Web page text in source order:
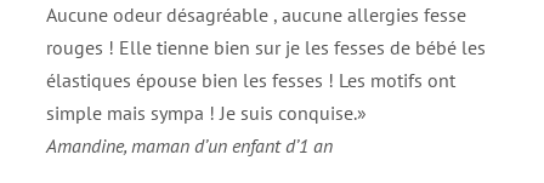
Aucune odeur désagréable , aucune allergies fesse
rouges ! Elle tienne bien sur je les fesses de bébé les
élastiques épouse bien les fesses ! Les motifs ont
simple mais sympa ! Je suis conquise.»
Amandine, maman d’un enfant d’1 an